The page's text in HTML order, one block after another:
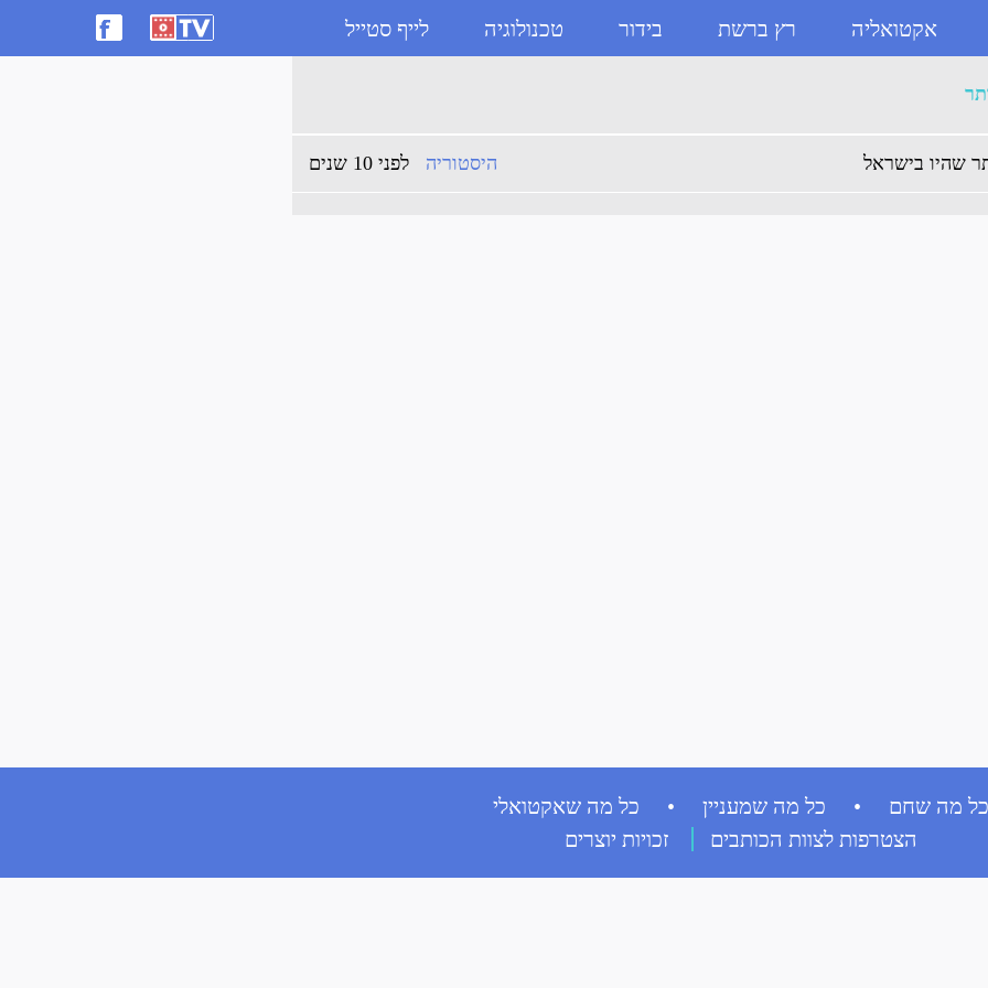
אקטואליה רץ ברשת בידור טכנולוגיה לייף סטייל - ניוזבוקס
שהיו בישראל לפני 10 שנים היסטוריה
כל מה שחם • כל מה שמעניין • כל מה שאקטואלי
הצטרפות לצוות הכותבים
זכויות יוצרים